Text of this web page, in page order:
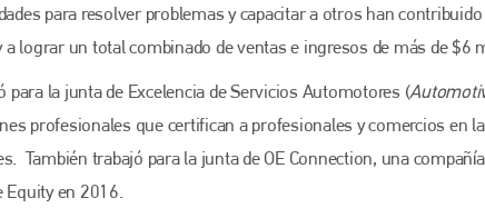
para resolver problemas y capacitar a otros han
a lograr un total combinado de ventas e ingresos de más de $6
para la junta de Excelencia de Servicios Automotores (
profesionales que certifican a profesionales y comercios en
También trabajó para la junta de OE Connection, una
Equity en 2016.
Plenham Ltd
of collision repair industry leader
running for 25 years, Plenham
bodyshop event, IBIS and The Assessor.
PHONE
Bodyshop
–
media resource
centre of